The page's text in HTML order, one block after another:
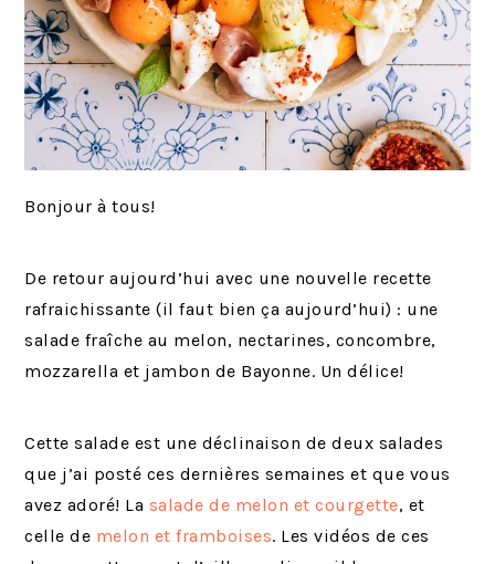
Bonjour à tous!
De retour aujourd’hui avec une nouvelle recette
rafraichissante (il faut bien ça aujourd’hui) : une
salade fraîche au melon, nectarines, concombre,
mozzarella et jambon de Bayonne. Un délice!
Cette salade est une déclinaison de deux salades
que j’ai posté ces dernières semaines et que vous
avez adoré! La salade de melon et courgette, et
celle de melon et framboises. Les vidéos de ces